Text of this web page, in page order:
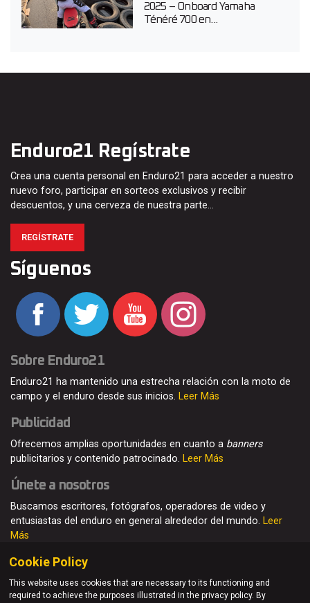
2025 – Onboard Yamaha
Ténéré 700 en...
Enduro21 Regístrate
Crea una cuenta personal en Enduro21 para acceder a nuestro
nuevo foro, participar en sorteos exclusivos y recibir
descuentos, y una cerveza de nuestra parte…
REGÍSTRATE
Síguenos
Sobre Enduro21
Enduro21 ha mantenido una estrecha relación con la moto de
campo y el enduro desde sus inicios. Leer Más
Publicidad
Ofrecemos amplias oportunidades en cuanto a banners
publicitarios y contenido patrocinado. Leer Más
Únete a nosotros
Buscamos escritores, fotógrafos, operadores de video y
entusiastas del enduro en general alrededor del mundo. Leer
Más
Cookie Policy
This website uses cookies that are necessary to its functioning and
required to achieve the purposes illustrated in the privacy policy. By